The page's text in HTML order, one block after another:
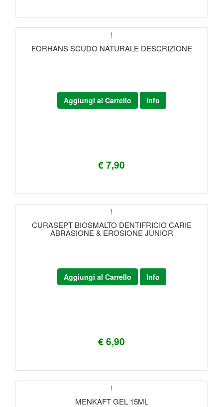
!
FORHANS SCUDO NATURALE DESCRIZIONE
€ 7,90
Aggiungi al Carrello Info
!
CURASEPT BIOSMALTO DENTIFRICIO CARIE
ABRASIONE & EROSIONE JUNIOR
€ 6,90
Aggiungi al Carrello Info
!
MENKAFT GEL 15ML